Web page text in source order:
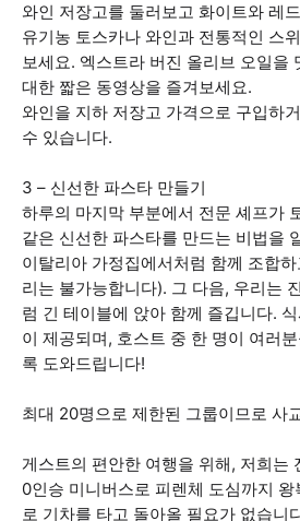
와인 저장고를 둘러보고 화이트와 레
유기농 토스카나 와인과 전통적인 스
보세요. 엑스트라 버진 올리브 오일을
대한 짧은 동영상을 즐겨보세요.
와인을 지하 저장고 가격으로 구입하
수 있습니다.
3 – 신선한 파스타 만들기
하루의 마지막 부분에서 전문 셰프가
같은 신선한 파스타를 만드는 비법을
이탈리아 가정집에서처럼 함께 조합
리는 불가능합니다). 그 다음, 우리는
럼 긴 테이블에 앉아 함께 즐깁니다.
이 제공되며, 호스트 중 한 명이 여러
록 도와드립니다!
최대 20명으로 제한된 그룹이므로 사
게스트의 편안한 여행을 위해, 저희는
0인승 미니버스로 피렌체 도심까지
로 기차를 타고 돌아올 필요가 없습니